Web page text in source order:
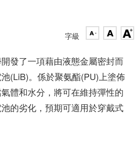
字級
發了一項藉由液態金屬密封而
(LiB)。係於聚氨酯(PU)上塗佈
體和水分，將可在維持彈性的
的劣化，預期可適用於穿戴式